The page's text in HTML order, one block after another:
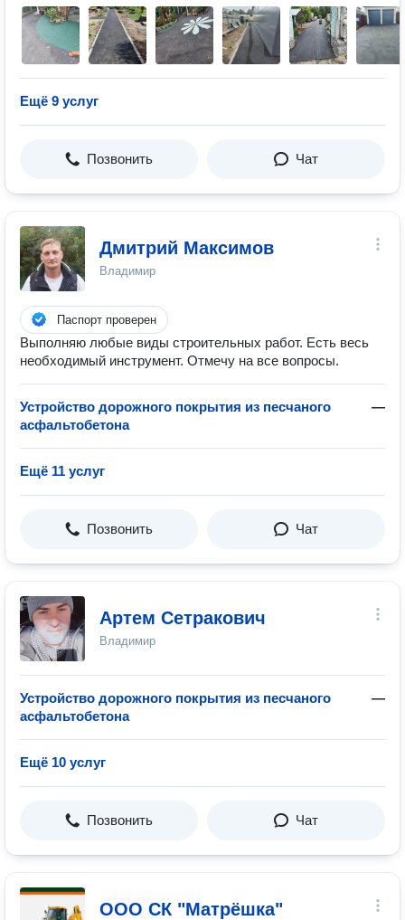
Ещё 9 услуг
Позвонить Чат
Дмитрий Максимов
Владимир
Паспорт проверен
Выполняю любые виды строительных работ. Есть весь
необходимый инструмент. Отмечу на все вопросы.
Устройство дорожного покрытия из песчаного
асфальтобетона
—
Ещё 11 услуг
Позвонить Чат
Артем Сетракович
Владимир
Устройство дорожного покрытия из песчаного
асфальтобетона
—
Ещё 10 услуг
Позвонить Чат
ООО СК "Матрёшка"